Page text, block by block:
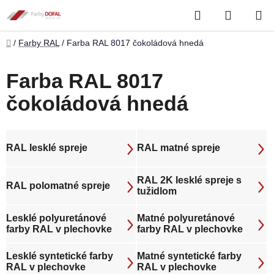
na
obsah
Hľadať
KOŠÍK
Domov
/ Farby RAL / Farba RAL 8017 čokoládová hnedá
Farba RAL 8017
čokoládová hnedá
RAL lesklé spreje RAL matné spreje
RAL polomatné spreje
RAL 2K lesklé spreje s
tužidlom
Lesklé polyuretánové
farby RAL v plechovke
Matné polyuretánové
farby RAL v plechovke
Lesklé syntetické farby
RAL v plechovke
Matné syntetické farby
RAL v plechovke